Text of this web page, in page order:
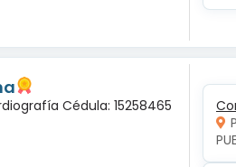
Cédula: 15258465